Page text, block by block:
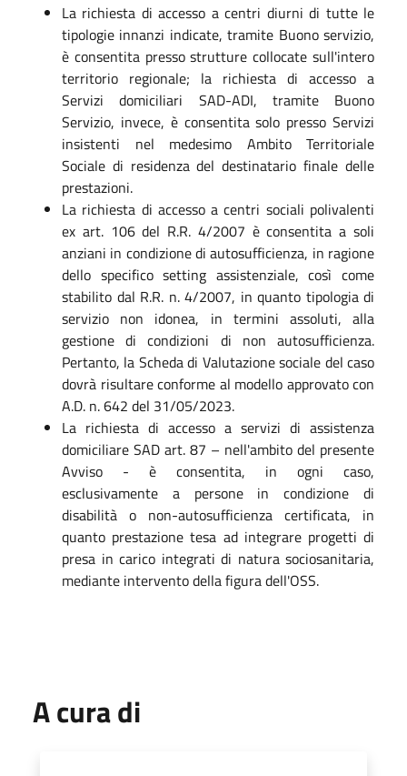
La richiesta di accesso a centri diurni di tutte le
tipologie innanzi indicate, tramite Buono servizio,
è consentita presso strutture collocate sull'intero
territorio regionale; la richiesta di accesso a
Servizi domiciliari SAD-ADI, tramite Buono
Servizio, invece, è consentita solo presso Servizi
insistenti nel medesimo Ambito Territoriale
Sociale di residenza del destinatario finale delle
prestazioni.
La richiesta di accesso a centri sociali polivalenti
ex art. 106 del R.R. 4/2007 è consentita a soli
anziani in condizione di autosufficienza, in ragione
dello specifico setting assistenziale, così come
stabilito dal R.R. n. 4/2007, in quanto tipologia di
servizio non idonea, in termini assoluti, alla
gestione di condizioni di non autosufficienza.
Pertanto, la Scheda di Valutazione sociale del caso
dovrà risultare conforme al modello approvato con
A.D. n. 642 del 31/05/2023.
La richiesta di accesso a servizi di assistenza
domiciliare SAD art. 87 – nell'ambito del presente
Avviso - è consentita, in ogni caso,
esclusivamente a persone in condizione di
disabilità o non-autosufficienza certificata, in
quanto prestazione tesa ad integrare progetti di
presa in carico integrati di natura sociosanitaria,
mediante intervento della figura dell'OSS.
A cura di